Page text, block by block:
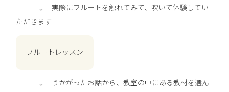
↓ 実際にフルートを触れてみて、吹いて体験してい
ただきます
フルートレッスン
↓ うかがったお話から、教室の中にある教材を選ん